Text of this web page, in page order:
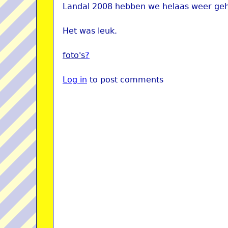
Landal 2008 hebben we helaas weer
Het was leuk.
foto's?
Log in to post comments